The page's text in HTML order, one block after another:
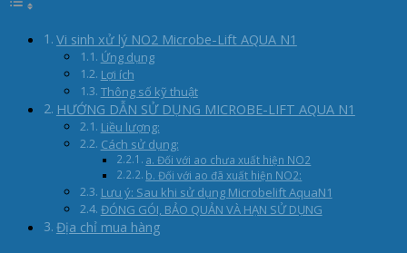
Vi sinh xử lý NO2 Microbe-Lift AQUA N1
Ứng dụng
Lợi ích
Thông số kỹ thuật
HƯỚNG DẪN SỬ DỤNG MICROBE-LIFT AQUA N1
Liều lượng:
Cách sử dụng:
a. Đối với ao chưa xuất hiện NO2
b. Đối với ao đã xuất hiện NO2:
Lưu ý: Sau khi sử dụng Microbelift AquaN1
ĐÓNG GÓI, BẢO QUẢN VÀ HẠN SỬ DỤNG
Địa chỉ mua hàng